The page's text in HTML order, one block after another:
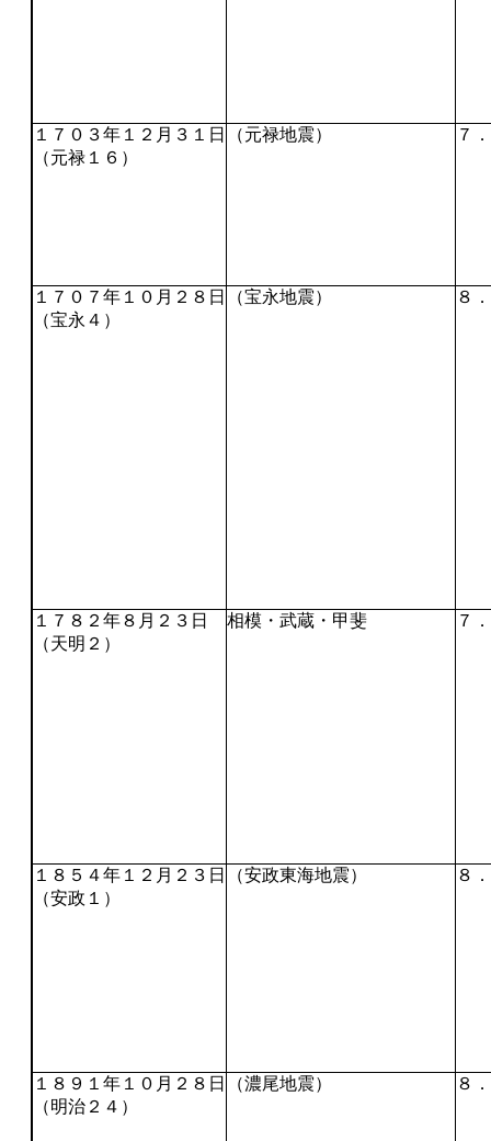
１７０３年１２月３１日
（元禄１６）
（元禄地震） ７
１７０７年１０月２８日
（宝永４）
（宝永地震） ８
１７８２年８月２３日
（天明２）
相模・武蔵・甲斐 ７
１８５４年１２月２３日
（安政１）
（安政東海地震） ８
１８９１年１０月２８日
（明治２４）
（濃尾地震） ８